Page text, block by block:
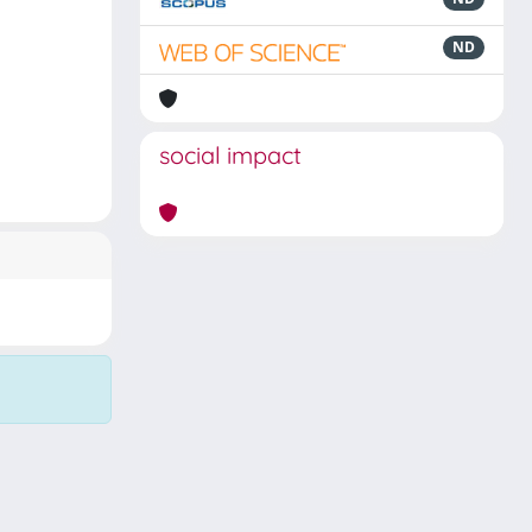
ND
social impact